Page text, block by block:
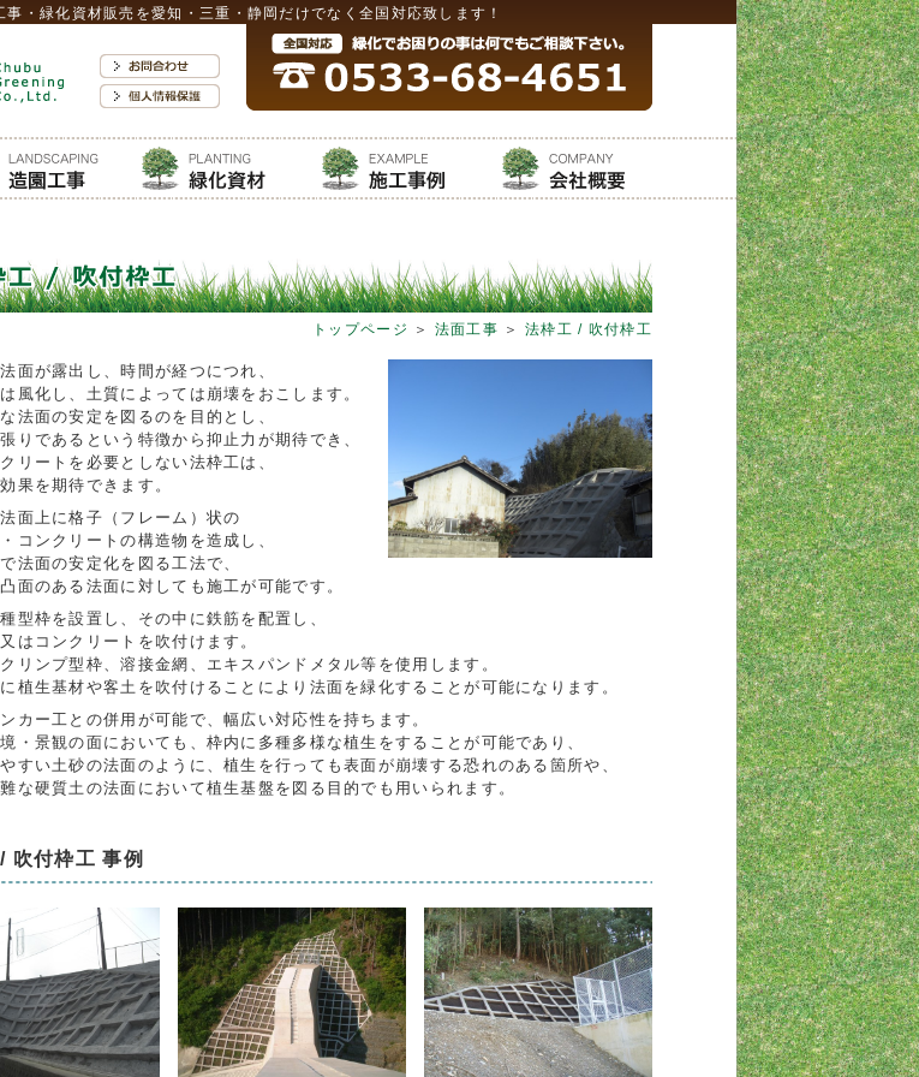
・緑化資材販売を愛知・三重・静岡だけでなく全国対応致します！
トップページ ＞ 法面工事 ＞ 法枠工 / 吹付枠工
面が露出し、時間が経つにつれ、
風化し、土質によっては崩壊をおこします。
法面の安定を図るのを目的とし、
りであるという特徴から抑止力が期待でき、
リートを必要としない法枠工は、
果を期待できます。
面上に格子（フレーム）状の
コンクリートの構造物を造成し、
法面の安定化を図る工法で、
面のある法面に対しても施工が可能です。
型枠を設置し、その中に鉄筋を配置し、
はコンクリートを吹付けます。
リンプ型枠、溶接金網、エキスパンドメタル等を使用します。
植生基材や客土を吹付けることにより法面を緑化することが可能になります。
カー工との併用が可能で、幅広い対応性を持ちます。
・景観の面においても、枠内に多種多様な植生をすることが可能であり、
すい土砂の法面のように、植生を行っても表面が崩壊する恐れのある箇所や、
な硬質土の法面において植生基盤を図る目的でも用いられます。
吹付枠工 事例